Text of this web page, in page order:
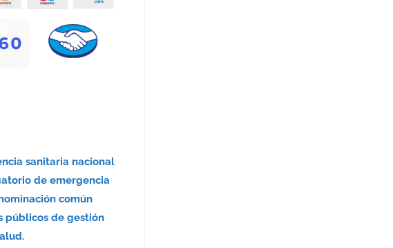
sanitaria nacional
de emergencia
común
públicos de gestión